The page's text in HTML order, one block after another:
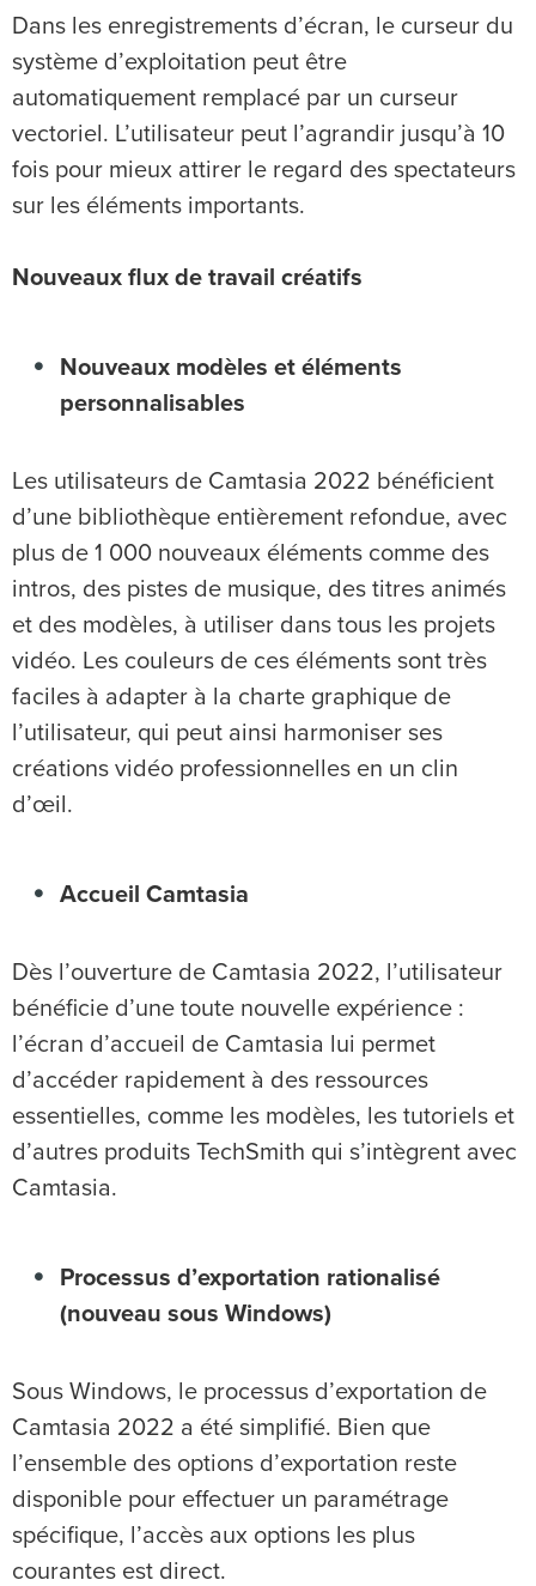
Dans les enregistrements d’écran, le curseur du
système d’exploitation peut être
automatiquement remplacé par un curseur
vectoriel. L’utilisateur peut l’agrandir jusqu’à 10
fois pour mieux attirer le regard des spectateurs
sur les éléments importants.
Nouveaux flux de travail créatifs
Nouveaux modèles et éléments
personnalisables
Les utilisateurs de Camtasia 2022 bénéficient
d’une bibliothèque entièrement refondue, avec
plus de 1 000 nouveaux éléments comme des
intros, des pistes de musique, des titres animés
et des modèles, à utiliser dans tous les projets
vidéo. Les couleurs de ces éléments sont très
faciles à adapter à la charte graphique de
l’utilisateur, qui peut ainsi harmoniser ses
créations vidéo professionnelles en un clin
d’œil.
Accueil Camtasia
Dès l’ouverture de Camtasia 2022, l’utilisateur
bénéficie d’une toute nouvelle expérience :
l’écran d’accueil de Camtasia lui permet
d’accéder rapidement à des ressources
essentielles, comme les modèles, les tutoriels et
d’autres produits TechSmith qui s’intègrent avec
Camtasia.
Processus d’exportation rationalisé
(nouveau sous Windows)
Sous Windows, le processus d’exportation de
Camtasia 2022 a été simplifié. Bien que
l’ensemble des options d’exportation reste
disponible pour effectuer un paramétrage
spécifique, l’accès aux options les plus
courantes est direct.